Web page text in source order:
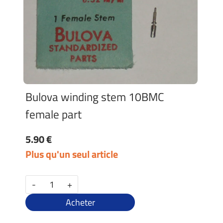
Bulova winding stem 10BMC
female part
5.90 €
Plus qu'un seul article
-
+
Acheter